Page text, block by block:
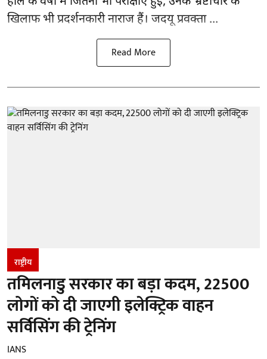
खिलाफ भी प्रदर्शनकारी नाराज हैं। जदयू प्रवक्ता ...
Read More
राष्ट्रीय
तमिलनाडु सरकार का बड़ा कदम, 22500
लोगों को दी जाएगी इलेक्ट्रिक वाहन
सर्विसिंग की ट्रेनिंग
IANS